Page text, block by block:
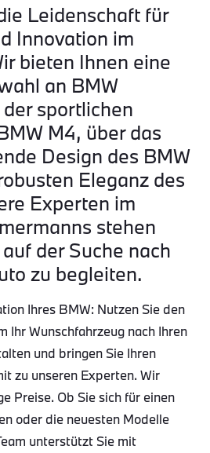
Leidenschaft für
Innovation im
bieten Ihnen eine
an BMW
sportlichen
M4, über das
Design des BMW
Eleganz des
Experten im
stehen
der Suche nach
zu begleiten.
Ihres BMW: Nutzen Sie den
Ihr Wunschfahrzeug nach Ihren
und bringen Sie Ihren
zu unseren Experten. Wir
Preise. Ob Sie sich für einen
oder die neuesten Modelle
unterstützt Sie mit